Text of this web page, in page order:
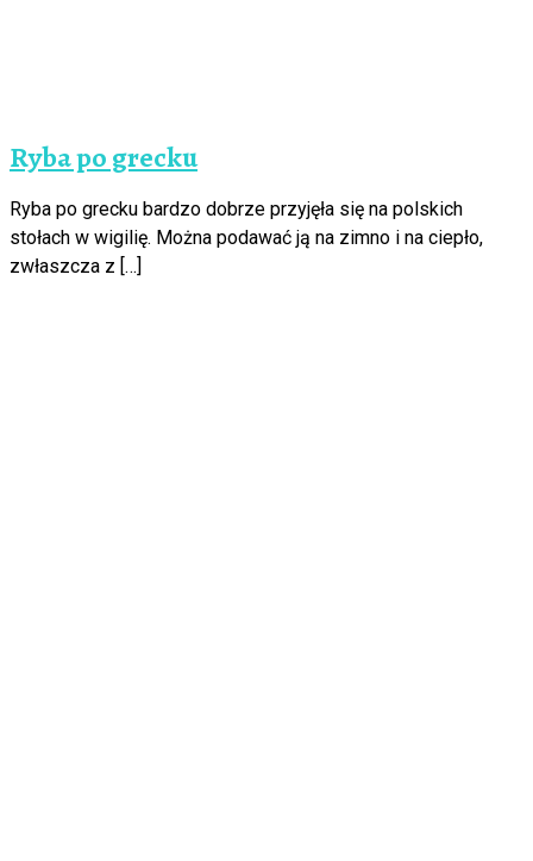
Ryba po grecku
Ryba po grecku bardzo dobrze przyjęła się na polskich
stołach w wigilię. Można podawać ją na zimno i na ciepło,
zwłaszcza z […]